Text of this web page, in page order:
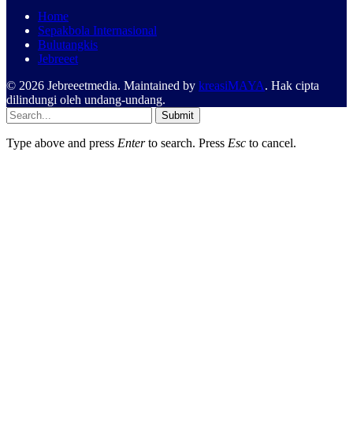
Home
Sepakbola Internasional
Bulutangkis
Jebreeet
© 2026 Jebreeetmedia. Maintained by kreasiMAYA. Hak cipta
dilindungi oleh undang-undang.
Submit
Type above and press Enterto search. Press Esc to cancel.